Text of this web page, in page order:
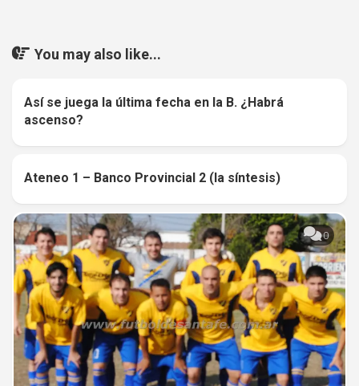
You may also like...
Así se juega la última fecha en la B. ¿Habrá
ascenso?
Ateneo 1 – Banco Provincial 2 (la síntesis)
0